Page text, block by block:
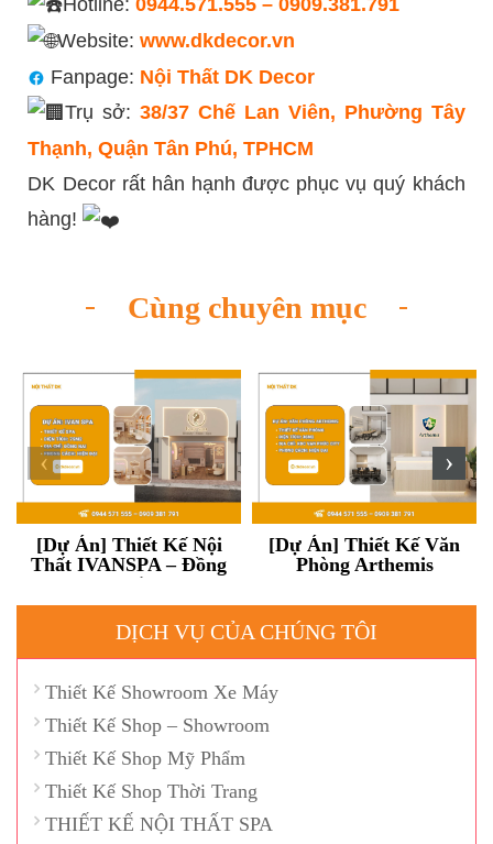
Website:www.dkdecor.vn
Fanpage: Nội Thất DK Decor
Trụ sở:38/37 Chế Lan Viên, Phường Tây
Thạnh, Quận Tân Phú, TPHCM
DK Decor rất hân hạnh được phục vụ quý khách
hàng!
Cùng chuyên mục
[Dự Án] Thiết Kế Nội
Thất IVANSPA – Đồng
Nai
[Dự Án] Thiết Kế Văn
Phòng Arthemis
›
‹
DỊCH VỤ CỦA CHÚNG TÔI
Thiết Kế Showroom Xe Máy
Thiết Kế Shop – Showroom
Thiết Kế Shop Mỹ Phẩm
Thiết Kế Shop Thời Trang
THIẾT KẾ NỘI THẤT SPA